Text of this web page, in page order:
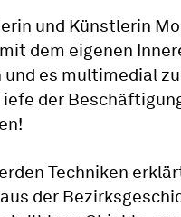
und Künstlerin
dem eigenen
es multimedial
der
Techniken
der